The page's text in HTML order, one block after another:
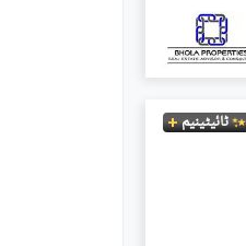
ٹائیٹینیم